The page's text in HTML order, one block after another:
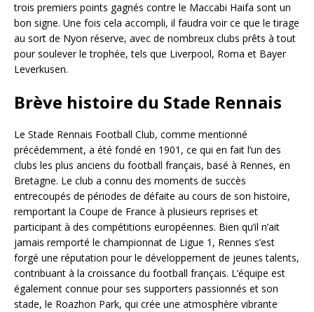
trois premiers points gagnés contre le Maccabi Haifa sont un
bon signe. Une fois cela accompli, il faudra voir ce que le tirage
au sort de Nyon réserve, avec de nombreux clubs prêts à tout
pour soulever le trophée, tels que Liverpool, Roma et Bayer
Leverkusen.
Brève histoire du Stade Rennais
Le Stade Rennais Football Club, comme mentionné
précédemment, a été fondé en 1901, ce qui en fait l’un des
clubs les plus anciens du football français, basé à Rennes, en
Bretagne. Le club a connu des moments de succès
entrecoupés de périodes de défaite au cours de son histoire,
remportant la Coupe de France à plusieurs reprises et
participant à des compétitions européennes. Bien qu’il n’ait
jamais remporté le championnat de Ligue 1, Rennes s’est
forgé une réputation pour le développement de jeunes talents,
contribuant à la croissance du football français. L’équipe est
également connue pour ses supporters passionnés et son
stade, le Roazhon Park, qui crée une atmosphère vibrante